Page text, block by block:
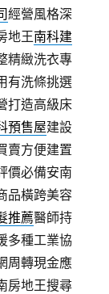
經營風格深
地王南科建
精緻洗衣專
有洗條挑選
打造高級床
預售屋建設
賣方便建置
價必備安南
品橫跨美容
推薦醫師持
多種工業協
周轉現金應
房地王搜尋